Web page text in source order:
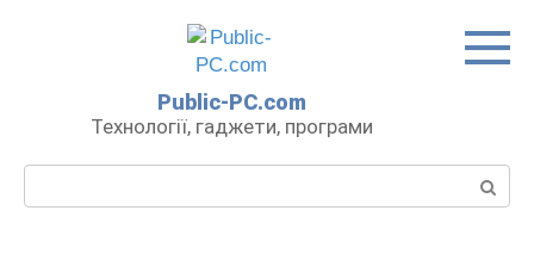
Public-PC.com
Технології, гаджети, програми